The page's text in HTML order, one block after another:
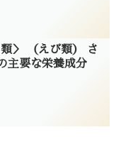
＞ （えび類） さ
主要な栄養成分